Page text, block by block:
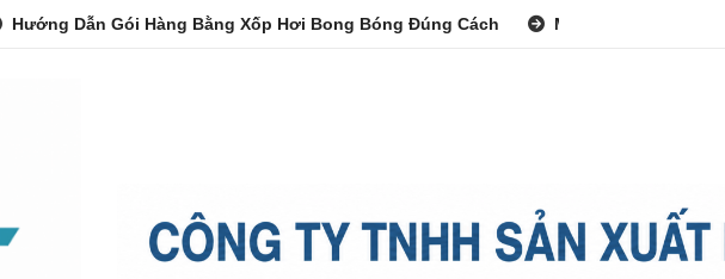
Hướng Dẫn Gói Hàng Bằng Xốp Hơi Bong Bóng Đúng Cách Màng PE Công